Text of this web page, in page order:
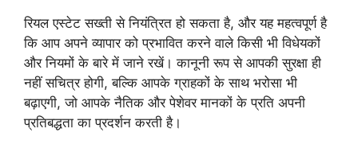
रियल एस्टेट सख्ती से नियंत्रित हो सकता है, और यह महत्वपूर्ण है
कि आप अपने व्यापार को प्रभावित करने वाले किसी भी विधेयकों
और नियमों के बारे में जाने रखें। कानूनी रूप से आपकी सुरक्षा ही
नहीं सचित्र होगी, बल्कि आपके ग्राहकों के साथ भरोसा भी
बढ़ाएगी, जो आपके नैतिक और पेशेवर मानकों के प्रति अपनी
प्रतिबद्धता का प्रदर्शन करती है।